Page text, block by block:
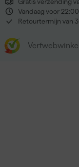
Vandaag voor
Retourtermijn van